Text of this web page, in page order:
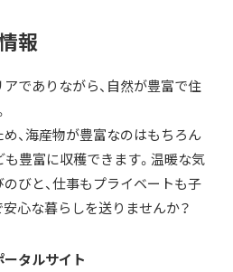
報
でありながら、自然が豊富で住
、海産物が豊富なのはもちろん
も豊富に収穫できます。温暖な気
びと、仕事もプライベートも子
心な暮らしを送りませんか？
ータルサイト